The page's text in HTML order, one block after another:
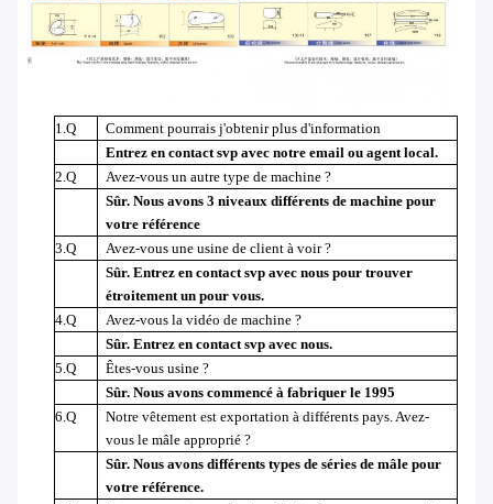
1.Q
Comment pourrais j'obtenir plus d'information
Entrez en contact svp avec notre email ou agent local.
2.Q
Avez-vous un autre type de machine ?
Sûr. Nous avons 3 niveaux différents de machine pour
votre référence
3.Q
Avez-vous une usine de client à voir ?
Sûr. Entrez en contact svp avec nous pour trouver
étroitement un pour vous.
4.Q
Avez-vous la vidéo de machine ?
Sûr. Entrez en contact svp avec nous.
5.Q
Êtes-vous usine ?
Sûr. Nous avons commencé à fabriquer le 1995
6.Q
Notre vêtement est exportation à différents pays. Avez-
vous le mâle approprié ?
Sûr. Nous avons différents types de séries de mâle pour
votre référence.